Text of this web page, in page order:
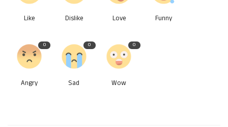
Like Dislike Love Funny
0
Angry
0
Sad
0
Wow